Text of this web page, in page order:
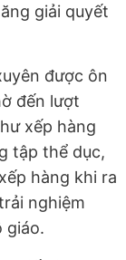
giải quyết
được ôn
đến lượt
xếp hàng
tập thể dục,
hàng khi ra
nghiệm
giáo.